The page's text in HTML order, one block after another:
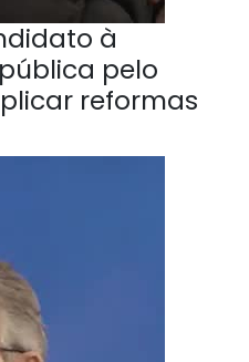
à
pelo
reformas